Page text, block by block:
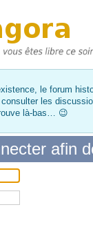
le forum
les
là-bas… 😉
afin